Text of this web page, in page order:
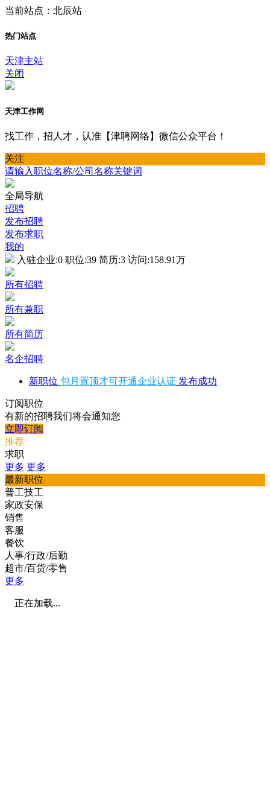
当前站点：北辰站
热门站点
天津主站
关闭
天津工作网
找工作，招人才，认准【津聘网络】微信公众平台！
关注
请输入职位名称/公司名称关键词
全局导航
招聘
发布招聘
发布求职
我的
入驻企业:0 职位:39 简历:3 访问:158.91万
所有招聘
所有兼职
所有简历
名企招聘
新职位 包月置顶才可开通企业认证 发布成功
订阅职位
有新的招聘我们将会通知您
立即订阅
推荐
求职
更多 更多
最新职位
普工技工
家政安保
销售
客服
餐饮
人事/行政/后勤
超市/百货/零售
更多
正在加载...